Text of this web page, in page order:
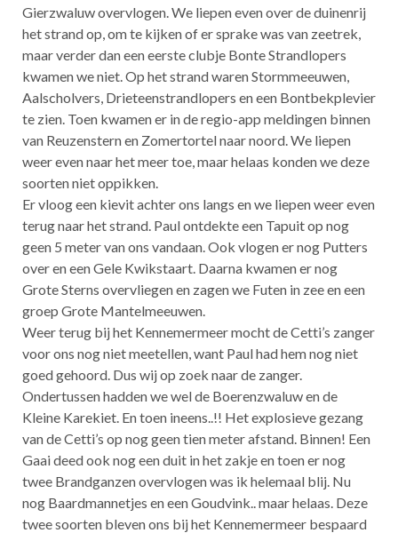
Gierzwaluw overvlogen. We liepen even over de duinenrij
het strand op, om te kijken of er sprake was van zeetrek,
maar verder dan een eerste clubje Bonte Strandlopers
kwamen we niet. Op het strand waren Stormmeeuwen,
Aalscholvers, Drieteenstrandlopers en een Bontbekplevier
te zien. Toen kwamen er in de regio-app meldingen binnen
van Reuzenstern en Zomertortel naar noord. We liepen
weer even naar het meer toe, maar helaas konden we deze
soorten niet oppikken.
Er vloog een kievit achter ons langs en we liepen weer even
terug naar het strand. Paul ontdekte een Tapuit op nog
geen 5 meter van ons vandaan. Ook vlogen er nog Putters
over en een Gele Kwikstaart. Daarna kwamen er nog
Grote Sterns overvliegen en zagen we Futen in zee en een
groep Grote Mantelmeeuwen.
Weer terug bij het Kennemermeer mocht de Cetti’s zanger
voor ons nog niet meetellen, want Paul had hem nog niet
goed gehoord. Dus wij op zoek naar de zanger.
Ondertussen hadden we wel de Boerenzwaluw en de
Kleine Karekiet. En toen ineens..!! Het explosieve gezang
van de Cetti’s op nog geen tien meter afstand. Binnen! Een
Gaai deed ook nog een duit in het zakje en toen er nog
twee Brandganzen overvlogen was ik helemaal blij. Nu
nog Baardmannetjes en een Goudvink.. maar helaas. Deze
twee soorten bleven ons bij het Kennemermeer bespaard